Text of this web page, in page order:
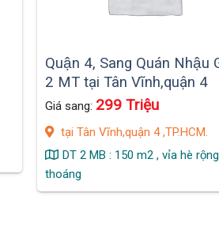
Quận 4, Sang Quán Nhậu
2 MT tại Tân Vĩnh,quận 4
,TP.HCM.
Giá sang: 299 Triệu
tại Tân Vĩnh,quận 4 ,TP.HCM.
DT 2 MB : 150 m2 , vỉa hè rộng
thoáng